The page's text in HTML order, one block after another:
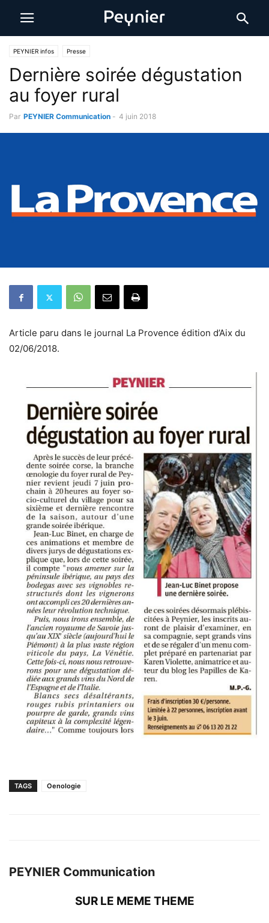
PEYNIER infos Presse
Dernière soirée dégustation
au foyer rural
Par PEYNIER Communication - 4 juin 2018
Article paru dans le journal La Provence édition d’Aix du
02/06/2018.
TAGS Oenologie
PEYNIER Communication
SUR LE MEME THEME